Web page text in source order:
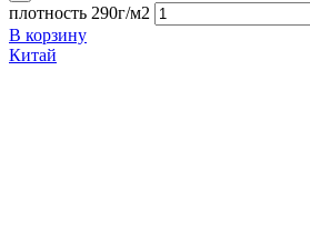
плотность 290г/м2
В корзину
Китай